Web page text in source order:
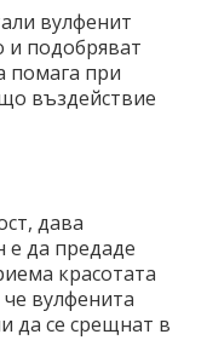
вулфенит
и подобряват
помага при
въздействие
дава
е да предаде
красотата
вулфенита
да се срещнат в